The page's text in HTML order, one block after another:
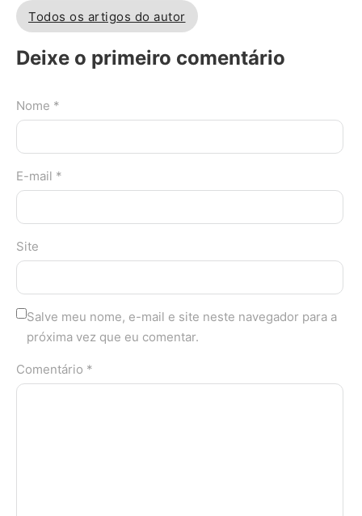
Todos os artigos do autor
Deixe o primeiro comentário
Nome *
E-mail *
Site
Salve meu nome, e-mail e site neste navegador para a
próxima vez que eu comentar.
Comentário *